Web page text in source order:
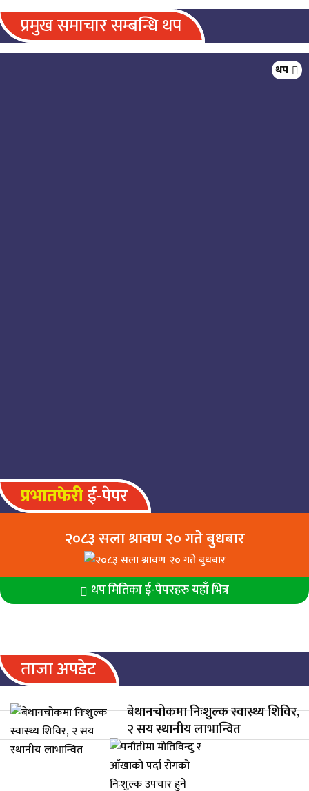
प्रमुख समाचार सम्बन्धि थप
बेथानचोकमा निःशुल्क स्वास्थ्य शिविर, २
प्रभातफेरीई-पेपर
थप
२०८३ सला श्रावण २० गते बुधबार
थप मितिका ई-पेपरहरु यहाँ भित्र
ताजा अपडेट
बेथानचोकमा निःशुल्क स्वास्थ्य शिविर,
२ सय स्थानीय लाभान्वित